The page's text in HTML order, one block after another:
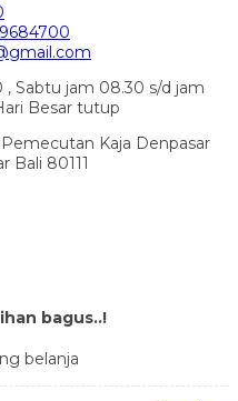
, Sabtu jam 08.30 s/d jam
Besar tutup
Kaja Denpasar
Bali 80111
bagus..!
belanja